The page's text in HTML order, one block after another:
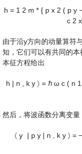
h = 1 2 m * { p x 2 ( p y
c 2 x
由于沿y方向的动量算符
知，它们可以有共同的
本征方程给出
h | n k y 〉 = ℏω c ( n 1
然后，将波函数分离变量
〈 y | p y | n k y 〉 = −